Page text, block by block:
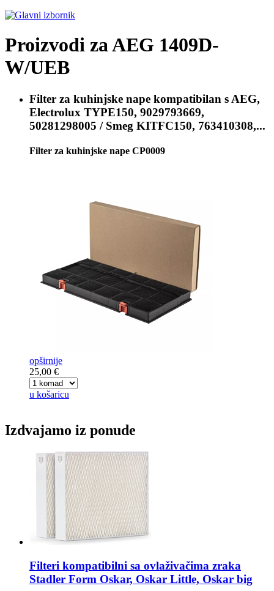
Proizvodi zaAEG 1409D-
W/UEB
Filter za kuhinjske nape kompatibilan s AEG,
Electrolux TYPE150, 9029793669,
50281298005 / Smeg KITFC150, 763410308,...
Filter za kuhinjske nape CP0009
opširnije
25,00 €
u košaricu
Izdvajamo iz ponude
Filteri kompatibilni sa ovlaživačima zraka
Stadler Form Oskar, Oskar Little, Oskar big